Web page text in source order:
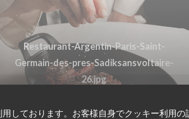
しております。お客様自身でクッキー利用の
Restaurant-Argentin-Paris-Saint-
Germain-des-pres-Sadiksansvoltaire-
26.jpg